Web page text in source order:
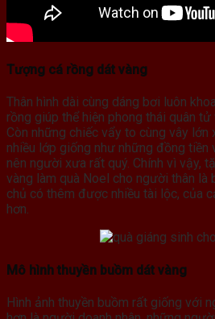
Tượng cá rồng dát vàng
Thân hình dài cùng dáng bơi luôn
rồng giúp thể hiện phong thái quân
Còn những chiếc vẩy to cùng vây lớn
nhiều lớp giống như những đồng tiền
nên người xưa rất quý. Chính vì vậy,
vàng làm quà Noel cho người thân là
chủ có thêm được nhiều tài lộc, của
hơn.
Mô hình thuyền buồm dát vàng
Hình ảnh thuyền buồm rất giống với